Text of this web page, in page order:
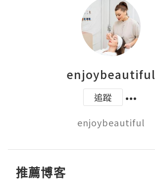
enjoybeautiful
追蹤
enjoybeautiful
推薦博客